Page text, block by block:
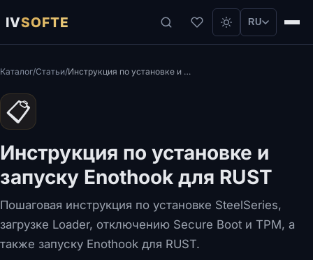
IVSOFTE RU
Каталог/Статьи/ Инструкция по установке и запуску Enothook для RUST
📋
Инструкция по установке и
запуску Enothook для RUST
Пошаговая инструкция по установке SteelSeries,
загрузке Loader, отключению Secure Boot и TPM, а
также запуску Enothook для RUST.